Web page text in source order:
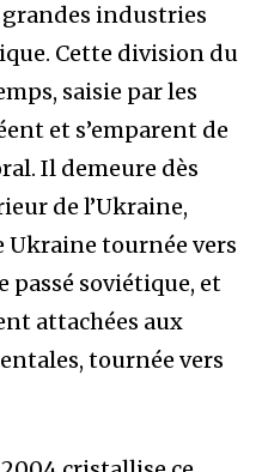
industries
Cette division du
saisie par les
et s’emparent de
Il demeure dès
de l’Ukraine,
Ukraine tournée vers
passé soviétique, et
attachées aux
tournée vers